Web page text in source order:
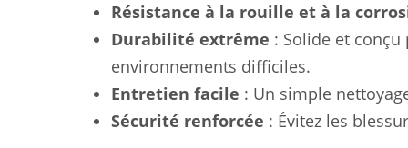
Résistance à la rouille et à la
Durabilité extrême : Solide et
environnements difficiles.
Entretien facile : Un simple
Sécurité renforcée : Évitez les